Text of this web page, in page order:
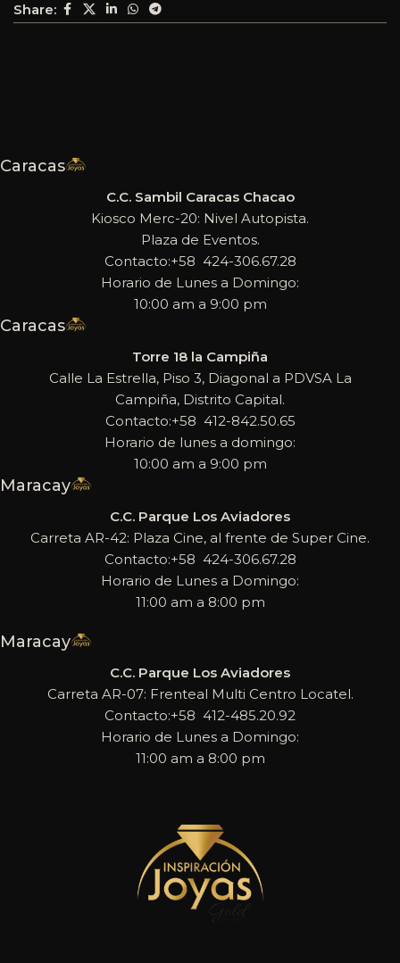
Share:
Caracas
C.C. Sambil Caracas Chacao
Kiosco Merc-20: Nivel Autopista.
Plaza de Eventos.
Contacto:+58 424-306.67.28
Horario de Lunes a Domingo:
10:00 am a 9:00 pm
Caracas
Torre 18 la Campiña
Calle La Estrella, Piso 3, Diagonal a PDVSA La
Campiña, Distrito Capital.
Contacto:+58 412-842.50.65
Horario de lunes a domingo:
10:00 am a 9:00 pm
Maracay
C.C. Parque Los Aviadores
Carreta AR-42: Plaza Cine, al frente de Super Cine.
Contacto:+58 424-306.67.28
Horario de Lunes a Domingo:
11:00 am a 8:00 pm
Maracay
C.C. Parque Los Aviadores
Carreta AR-07: Frenteal Multi Centro Locatel.
Contacto:+58 412-485.20.92
Horario de Lunes a Domingo:
11:00 am a 8:00 pm